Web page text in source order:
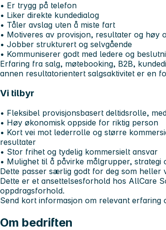
• Er trygg på telefon
• Liker direkte kundedialog
• Tåler avslag uten å miste fart
• Motiveres av provisjon, resultater og høy
• Jobber strukturert og selvgående
• Kommuniserer godt med ledere og
Erfaring fra salg, møtebooking, B2B,
annen resultatorientert salgsaktivitet er en
Vi tilbyr
• Fleksibel provisjonsbasert deltidsrolle,
• Høy økonomisk oppside for riktig person
• Kort vei mot lederrolle og større
resultater
• Stor frihet og tydelig kommersielt ansvar
• Mulighet til å påvirke målgrupper, strategi
Dette passer særlig godt for deg som heller
Dette er et ansettelsesforhold hos AllCare
oppdragsforhold.
Send kort informasjon om relevant
Om bedriften